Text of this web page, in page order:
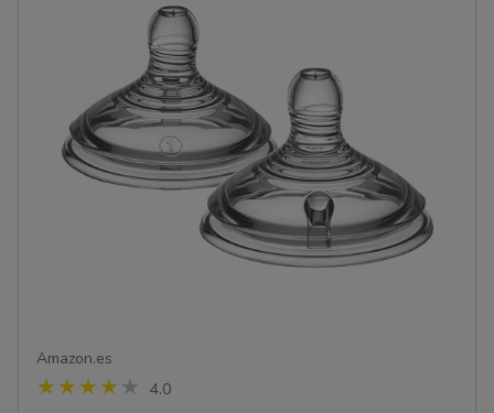
Amazon.es
4.0